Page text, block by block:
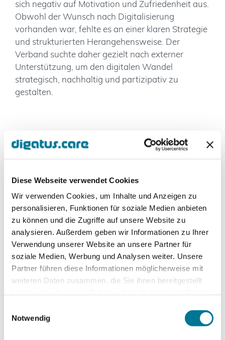
Diese Webseite verwendet Cookies
Wir verwenden Cookies, um Inhalte und Anzeigen zu
personalisieren, Funktionen für soziale Medien anbieten
zu können und die Zugriffe auf unsere Website zu
analysieren. Außerdem geben wir Informationen zu Ihrer
Verwendung unserer Website an unsere Partner für
soziale Medien, Werbung und Analysen weiter. Unsere
Partner führen diese Informationen möglicherweise mit
weiteren Daten zusammen, die Sie ihnen bereitgestellt
Notwendig
sich negativ auf Motivation und Zufriedenheit aus.
Obwohl der Wunsch nach Digitalisierung
vorhanden war, fehlte es an einer klaren Strategie
und strukturierten Herangehensweise. Der
Verband suchte daher gezielt nach externer
Unterstützung, um den digitalen Wandel
strategisch, nachhaltig und partizipativ zu
gestalten.
Lösung
Workshops wurde gemeinsam mit dem Vorstand,
sowie Vertreter:innen aus IT und
Qualitätsmanagement ein umfassender
Digitalisierungsprozess angestoßen.
Die zentralen Bestandteile des Workshops von
digatus.care umfassten:
• Bestimmung des digitalen Reifegrads des
strategie
• Ableitung konkreter Maßnahmen in Form einer